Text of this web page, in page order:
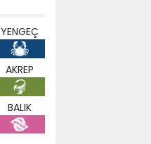
YENGEÇ
AKREP
BALIK